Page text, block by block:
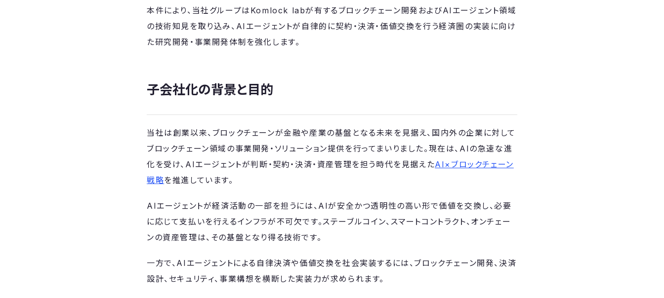
本件により、当社グループはKomlock labが有するブロックチェーン開発およびAIエージェント領域
の技術知見を取り込み、AIエージェントが自律的に契約・決済・価値交換を行う経済圏の実装に向け
た研究開発・事業開発体制を強化します。
子会社化の背景と目的
当社は創業以来、ブロックチェーンが金融や産業の基盤となる未来を見据え、国内外の企業に対して
ブロックチェーン領域の事業開発・ソリューション提供を行ってまいりました。現在は、AIの急速な進
化を受け、AIエージェントが判断・契約・決済・資産管理を担う時代を見据えたAI×ブロックチェーン
戦略を推進しています。
AIエージェントが経済活動の一部を担うには、AIが安全かつ透明性の高い形で価値を交換し、必要
に応じて支払いを行えるインフラが不可欠です。ステーブルコイン、スマートコントラクト、オンチェー
ンの資産管理は、その基盤となり得る技術です。
一方で、AIエージェントによる自律決済や価値交換を社会実装するには、ブロックチェーン開発、決済
設計、セキュリティ、事業構想を横断した実装力が求められます。